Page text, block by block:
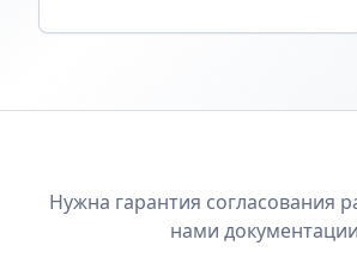
Нужна гарантия согласования
нами